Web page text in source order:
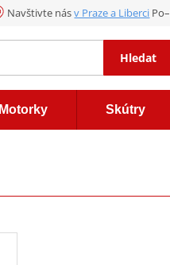
Navštivte násv Praze a Liberci
Hledat
Motorky Skútry